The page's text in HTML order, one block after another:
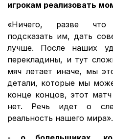
игрокам реализовать
«Ничего, разве что
подсказать им, дать
лучше. После наших
перекладины, и тут
мяч летает иначе, мы
детали, которые мы
конце концов, этот
нет. Речь идет о
реальность нашего мира».